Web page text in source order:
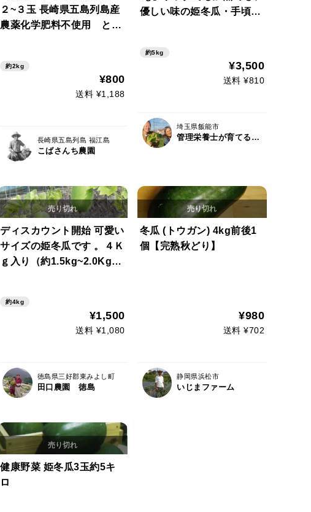
２~３玉 長崎県五島列島産
農薬化学肥料不使用 とう
約2kg
¥800
送料 ¥1,188
長崎県五島列島 福江島
こばさんち農園
優しい味の姫冬瓜・手頃な
約5kg
¥3,500
送料 ¥810
埼玉県飯能市
管理栄養士が育てる固定種/在来種のお野菜・自然栽培ナチュベジ＊ウィル
ディスカウント開始 可愛い
サイズの姫冬瓜です 。４Ｋ
ｇ入り（約1.5kg~2.0Kgの
500円 限定10箱
約4kg
¥1,500
送料 ¥1,080
徳島県三好郡東みよし町
田口農園 徳島
冬瓜 (トウガン) 4kg前後1
個【完熟秋どり】
¥980
送料 ¥702
静岡県浜松市
いじまファーム
健康野菜 姫冬瓜3玉約5キ
ロ